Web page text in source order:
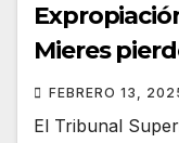
Mieres
FEBRERO 13,
El Tribunal